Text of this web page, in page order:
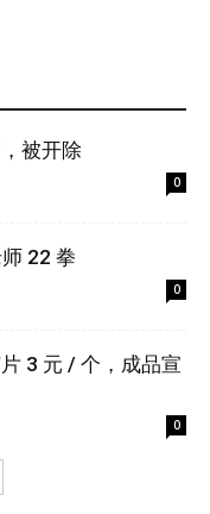
被开除
0
22 拳
0
3 元 / 个，成品宣
0